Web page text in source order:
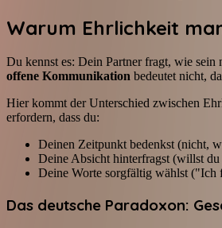
Warum Ehrlichkeit
Du kennst es: Dein Partner fragt, wie sein
offene Kommunikation bedeutet nicht,
Hier kommt der Unterschied zwischen
erfordern, dass du:
Deinen Zeitpunkt bedenkst (nicht,
Deine Absicht hinterfragst (willst du
Deine Worte sorgfältig wählst ("Ich
Das deutsche Paradoxon: